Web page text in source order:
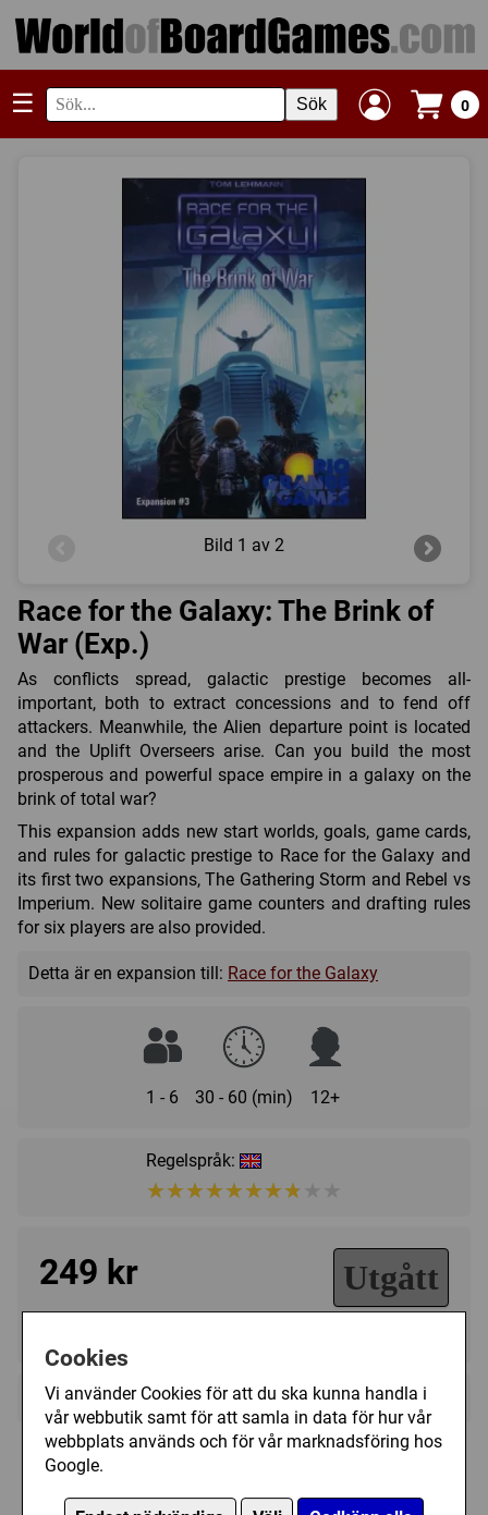
Cookies
Vi använder Cookies för att du ska kunna handla i
vår webbutik samt för att samla in data för hur vår
webbplats används och för vår marknadsföring hos
Google.
☰ Sök 0
Bild 1 av 2
Race for the Galaxy: The Brink of
War (Exp.)
As conflicts spread, galactic prestige becomes all-
important, both to extract concessions and to fend off
attackers. Meanwhile, the Alien departure point is located
and the Uplift Overseers arise. Can you build the most
prosperous and powerful space empire in a galaxy on the
brink of total war?
This expansion adds new start worlds, goals, game cards,
and rules for galactic prestige to Race for the Galaxy and
its first two expansions, The Gathering Storm and Rebel vs
Imperium. New solitaire game counters and drafting rules
for six players are also provided.
Detta är en expansion till: Race for the Galaxy
1 - 6 30 - 60 (min) 12+
Regelspråk:
★★★★★★★★★★
★★★★★★★★★★
249 kr Utgått
Övrig information
Speltyp: Strategispel ,Kortspel
Serie: Race for the Galaxy
Kategori: Civilisation,Ekonomi,Science Fiction,
Plastfickor till Race for the Galaxy: The
Brink of War (Exp.)